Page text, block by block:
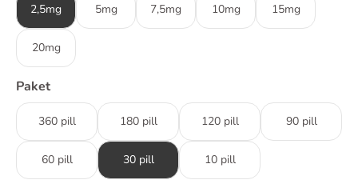
2,5mg 5mg 7,5mg 10mg 15mg
20mg
Paket
360 pill 180 pill 120 pill 90 pill
60 pill 30 pill 10 pill